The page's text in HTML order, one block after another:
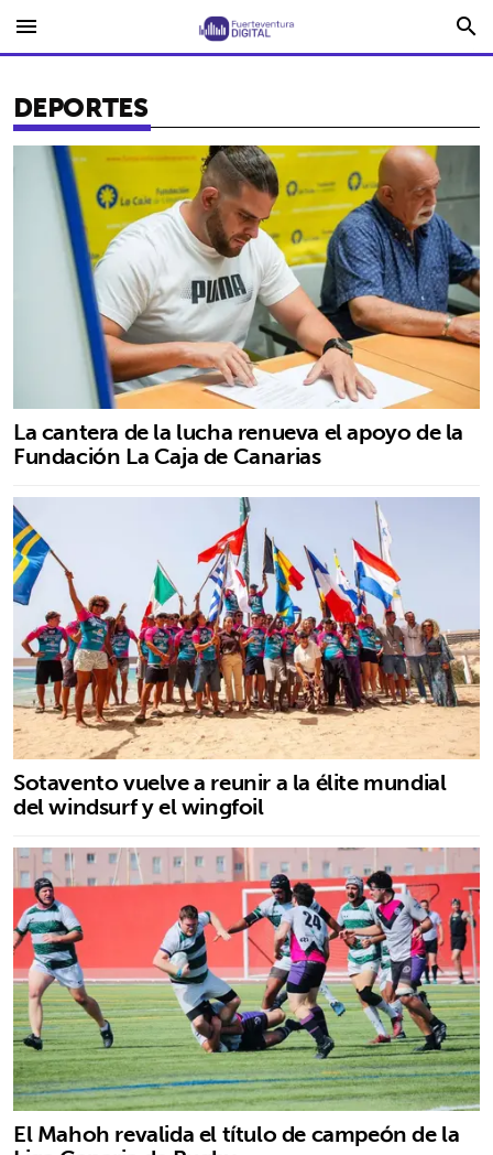
menu search
DEPORTES
La cantera de la lucha renueva el apoyo de la
Fundación La Caja de Canarias
Sotavento vuelve a reunir a la élite mundial
del windsurf y el wingfoil
El Mahoh revalida el título de campeón de la